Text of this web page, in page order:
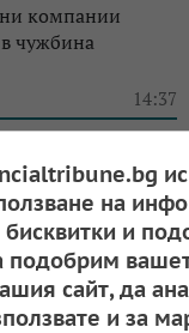
компании
чужбина
14:37
в Австрия да
12:29
над 700
пазари
на
бисквитки и
подобрим
сайт, да
и за